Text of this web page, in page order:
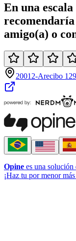
En una
recomendaría
amigo(a) o
20012-Arecibo
Opine es una solución
¡Haz tu por menor